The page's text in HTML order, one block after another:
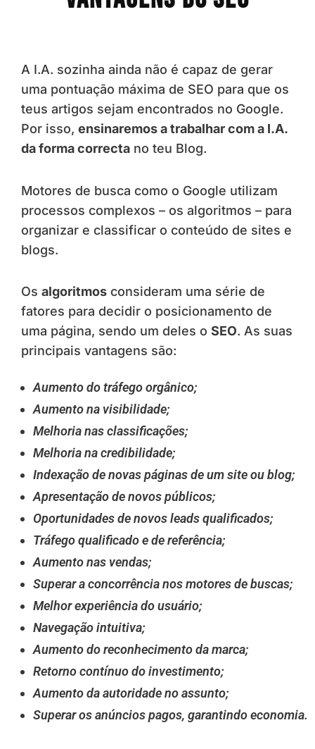
A I.A. sozinha ainda não é capaz de gerar
uma pontuação máxima de SEO para que os
teus artigos sejam encontrados no Google.
Por isso, ensinaremos a trabalhar com a I.A.
da forma correcta no teu Blog.
Motores de busca como o Google utilizam
processos complexos – os algoritmos – para
organizar e classificar o conteúdo de sites e
blogs.
Os algoritmos consideram uma série de
fatores para decidir o posicionamento de
uma página, sendo um deles o SEO. As suas
principais vantagens são:
Aumento do tráfego orgânico;
Aumento na visibilidade;
Melhoria nas classificações;
Melhoria na credibilidade;
Indexação de novas páginas de um site ou blog;
Apresentação de novos públicos;
Oportunidades de novos leads qualificados;
Tráfego qualificado e de referência;
Aumento nas vendas;
Superar a concorrência nos motores de buscas;
Melhor experiência do usuário;
Navegação intuitiva;
Aumento do reconhecimento da marca;
Retorno contínuo do investimento;
Aumento da autoridade no assunto;
Superar os anúncios pagos, garantindo economia.